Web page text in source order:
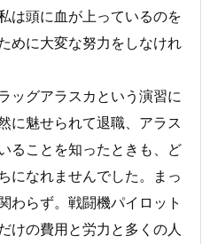
は頭に血が上っているのを
めに大変な努力をしなけれ
ッグアラスカという演習に
に魅せられて退職、アラス
ることを知ったときも、ど
になれませんでした。まっ
わらず。戦闘機パイロット
けの費用と労力と多くの人